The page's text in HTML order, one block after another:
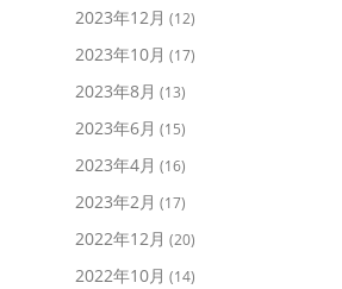
2023年12月 (12)
2023年10月 (17)
2023年8月 (13)
2023年6月 (15)
2023年4月 (16)
2023年2月 (17)
2022年12月 (20)
2022年10月 (14)